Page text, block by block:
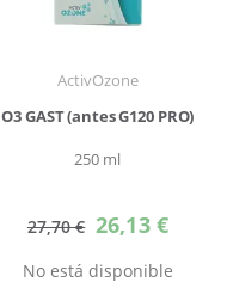
ActivOzone
O3 GAST (antes G120 PRO)
250 ml
27,70 € Precio
especial
26,13 €
No está disponible